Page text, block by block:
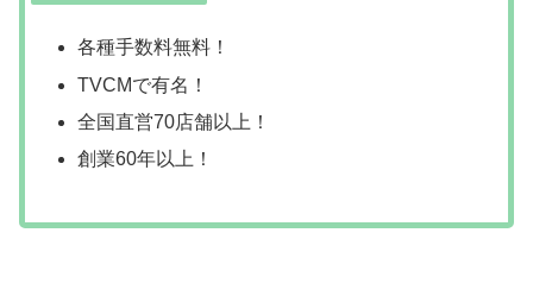
各種手数料無料！
TVCMで有名！
全国直営70店舗以上！
創業60年以上！